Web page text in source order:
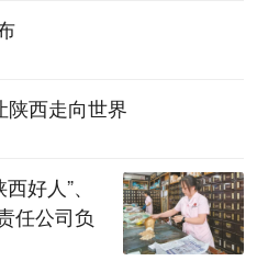
陕西走向世界
好人”、
任公司负